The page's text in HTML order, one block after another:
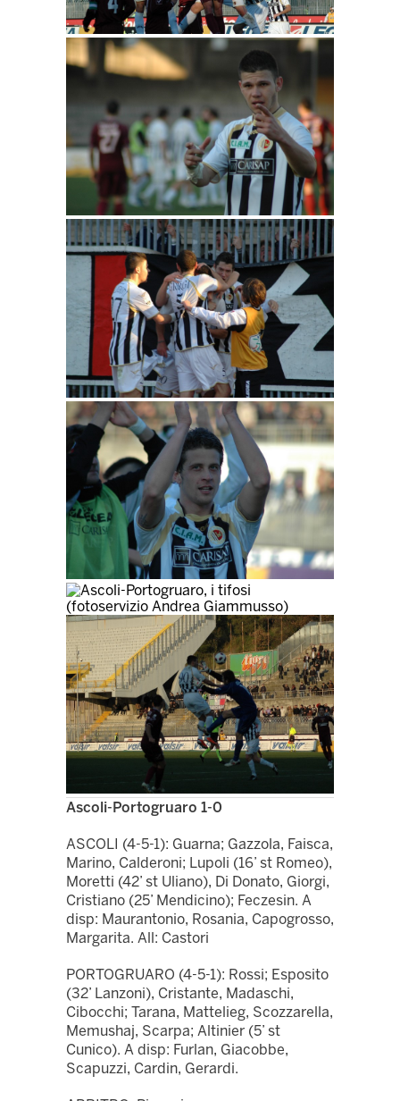
Ascoli-Portogruaro 1-0
ASCOLI (4-5-1): Guarna; Gazzola, Faisca,
Marino, Calderoni; Lupoli (16’ st Romeo),
Moretti (42’ st Uliano), Di Donato, Giorgi,
Cristiano (25’ Mendicino); Feczesin. A
disp: Maurantonio, Rosania, Capogrosso,
Margarita. All: Castori
PORTOGRUARO (4-5-1): Rossi; Esposito
(32’ Lanzoni), Cristante, Madaschi,
Cibocchi; Tarana, Mattelieg, Scozzarella,
Memushaj, Scarpa; Altinier (5’ st
Cunico). A disp: Furlan, Giacobbe,
Scapuzzi, Cardin, Gerardi.